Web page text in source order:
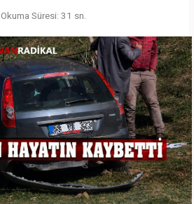
Okuma Süresi: 31 sn.